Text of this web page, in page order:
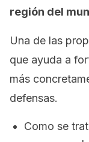
región del
Una de las
que ayuda a
más
defensas.
Como se